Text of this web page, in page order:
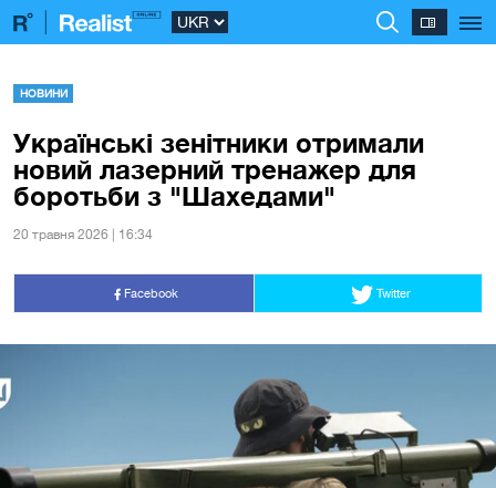
НОВИНИ
Українські зенітники отримали
новий лазерний тренажер для
боротьби з "Шахедами"
20 травня 2026 | 16:34
Facebook Twitter